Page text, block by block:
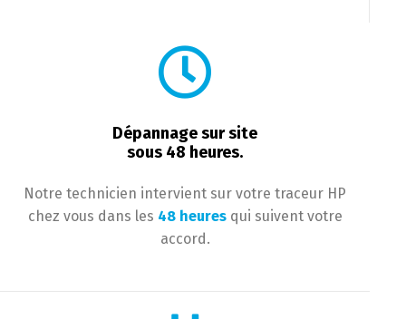
Dépannage sur site
sous 48 heures.
Notre technicien intervient sur votre traceur HP
chez vous dans les 48 heures qui suivent votre
accord.